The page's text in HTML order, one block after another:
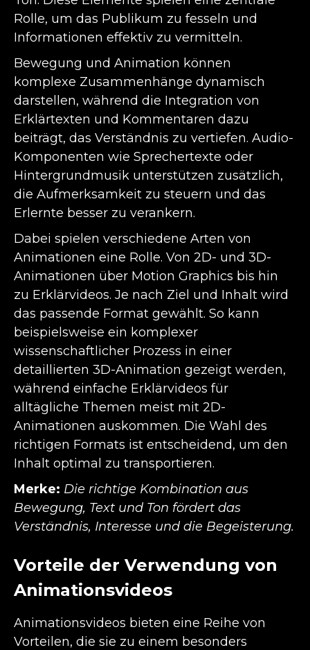
Rolle, um das Publikum zu fesseln und
Informationen effektiv zu vermitteln.
Bewegung und Animation können
komplexe Zusammenhänge dynamisch
darstellen, während die Integration von
Erklärtexten und Kommentaren dazu
beiträgt, das Verständnis zu vertiefen. Audio-
Komponenten wie Sprechertexte oder
Hintergrundmusik unterstützen zusätzlich,
die Aufmerksamkeit zu steuern und das
Erlernte besser zu verankern.
Dabei spielen verschiedene Arten von
Animationen eine Rolle. Von 2D- und 3D-
Animationen über Motion Graphics bis hin
zu Erklärvideos. Je nach Ziel und Inhalt wird
das passende Format gewählt. So kann
beispielsweise ein komplexer
wissenschaftlicher Prozess in einer
detaillierten 3D-Animation gezeigt werden,
während einfache Erklärvideos für
alltägliche Themen meist mit 2D-
Animationen auskommen. Die Wahl des
richtigen Formats ist entscheidend, um den
Inhalt optimal zu transportieren.
Merke: Die richtige Kombination aus
Bewegung, Text und Ton fördert das
Verständnis, Interesse und die Begeisterung.
Vorteile der Verwendung von
Animationsvideos
Animationsvideos bieten eine Reihe von
Vorteilen, die sie zu einem besonders